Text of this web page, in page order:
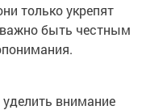
только укрепят
быть честным
внимание